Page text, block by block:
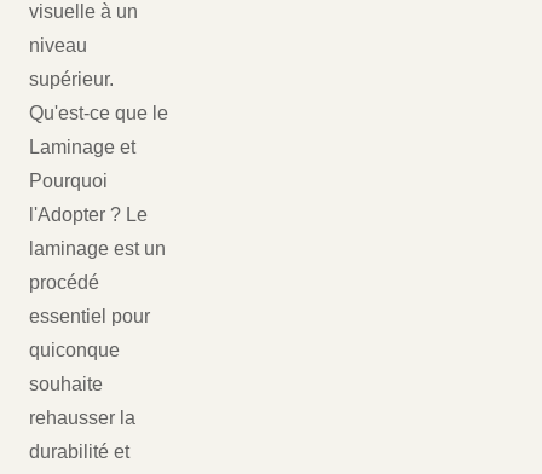
visuelle à un
niveau
supérieur.
Qu'est-ce que le
Laminage et
Pourquoi
l'Adopter ? Le
laminage est un
procédé
essentiel pour
quiconque
souhaite
rehausser la
durabilité et